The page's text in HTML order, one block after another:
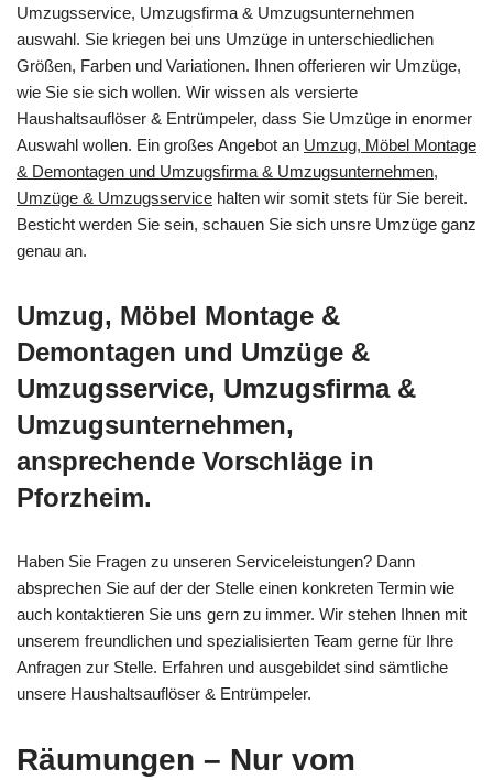
Umzugsservice, Umzugsfirma & Umzugsunternehmen
auswahl. Sie kriegen bei uns Umzüge in unterschiedlichen
Größen, Farben und Variationen. Ihnen offerieren wir Umzüge,
wie Sie sie sich wollen. Wir wissen als versierte
Haushaltsauflöser & Entrümpeler, dass Sie Umzüge in enormer
Auswahl wollen. Ein großes Angebot an Umzug, Möbel Montage
& Demontagen und Umzugsfirma & Umzugsunternehmen,
Umzüge & Umzugsservice halten wir somit stets für Sie bereit.
Besticht werden Sie sein, schauen Sie sich unsre Umzüge ganz
genau an.
Umzug, Möbel Montage &
Demontagen und Umzüge &
Umzugsservice, Umzugsfirma &
Umzugsunternehmen,
ansprechende Vorschläge in
Pforzheim.
Haben Sie Fragen zu unseren Serviceleistungen? Dann
absprechen Sie auf der der Stelle einen konkreten Termin wie
auch kontaktieren Sie uns gern zu immer. Wir stehen Ihnen mit
unserem freundlichen und spezialisierten Team gerne für Ihre
Anfragen zur Stelle. Erfahren und ausgebildet sind sämtliche
unsere Haushaltsauflöser & Entrümpeler.
Räumungen – Nur vom